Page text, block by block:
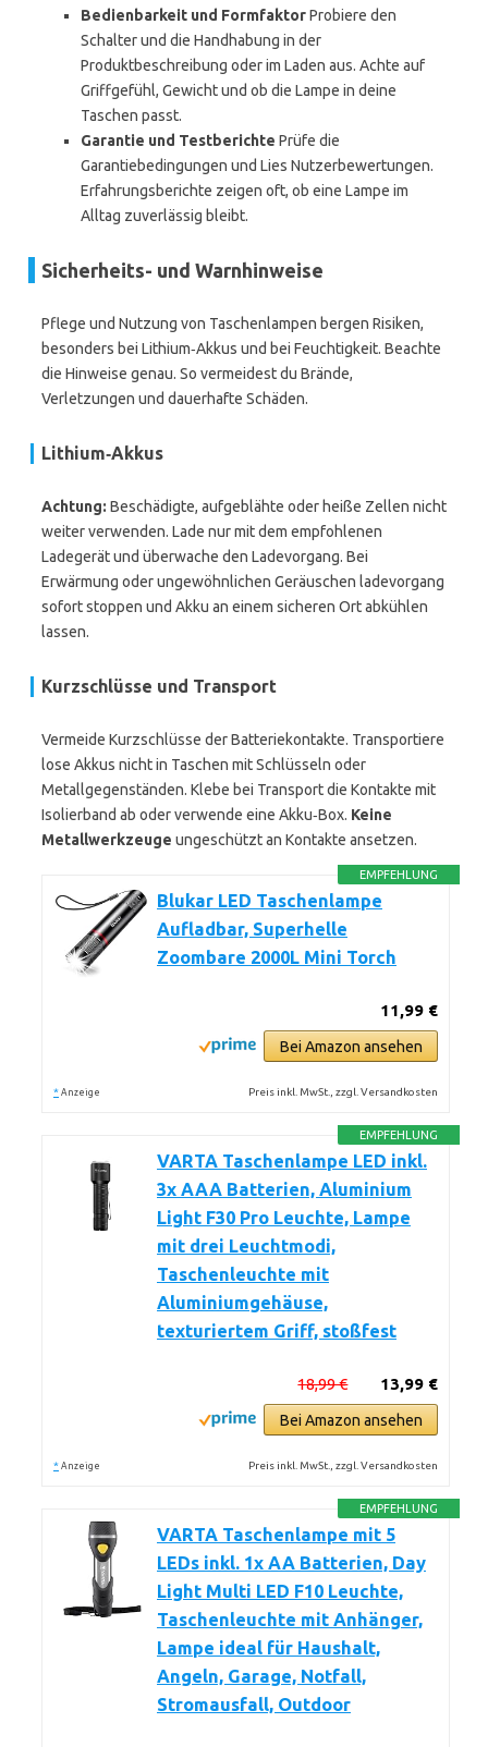
Bedienbarkeit und FormfaktorProbiere den
Schalter und die Handhabung in der
Produktbeschreibung oder im Laden aus. Achte auf
Griffgefühl, Gewicht und ob die Lampe in deine
Taschen passt.
Garantie und Testberichte Prüfe die
Garantiebedingungen und Lies Nutzerbewertungen.
Erfahrungsberichte zeigen oft, ob eine Lampe im
Alltag zuverlässig bleibt.
Sicherheits- und Warnhinweise
Pflege und Nutzung von Taschenlampen bergen Risiken,
besonders bei Lithium‑Akkus und bei Feuchtigkeit. Beachte
die Hinweise genau. So vermeidest du Brände,
Verletzungen und dauerhafte Schäden.
Lithium‑Akkus
Achtung: Beschädigte, aufgeblähte oder heiße Zellen nicht
weiter verwenden. Lade nur mit dem empfohlenen
Ladegerät und überwache den Ladevorgang. Bei
Erwärmung oder ungewöhnlichen Geräuschen ladevorgang
sofort stoppen und Akku an einem sicheren Ort abkühlen
lassen.
Kurzschlüsse und Transport
Vermeide Kurzschlüsse der Batteriekontakte. Transportiere
lose Akkus nicht in Taschen mit Schlüsseln oder
Metallgegenständen. Klebe bei Transport die Kontakte mit
Isolierband ab oder verwende eine Akku‑Box. Keine
Metallwerkzeuge ungeschützt an Kontakte ansetzen.
EMPFEHLUNG
Blukar LED Taschenlampe
Aufladbar, Superhelle
Zoombare 2000L Mini Torch
11,99 €
Bei Amazon ansehen
* Anzeige Preis inkl. MwSt., zzgl. Versandkosten
EMPFEHLUNG
VARTA Taschenlampe LED inkl.
3x AAA Batterien, Aluminium
Light F30 Pro Leuchte, Lampe
mit drei Leuchtmodi,
Taschenleuchte mit
Aluminiumgehäuse,
texturiertem Griff, stoßfest
13,99 €
18,99 €
Bei Amazon ansehen
* Anzeige Preis inkl. MwSt., zzgl. Versandkosten
EMPFEHLUNG
VARTA Taschenlampe mit 5
LEDs inkl. 1x AA Batterien, Day
Light Multi LED F10 Leuchte,
Taschenleuchte mit Anhänger,
Lampe ideal für Haushalt,
Angeln, Garage, Notfall,
Stromausfall, Outdoor